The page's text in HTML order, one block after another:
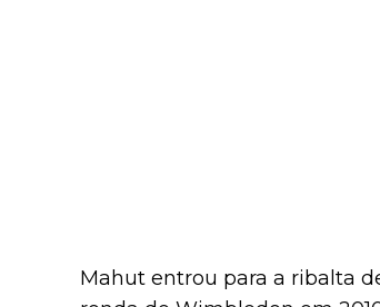
Mahut entrou para a ribalta